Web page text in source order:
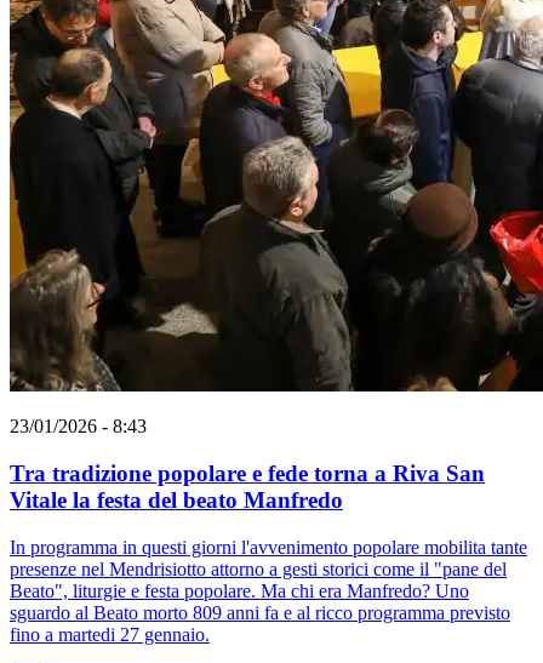
23/01/2026 - 8:43
Tra tradizione popolare e fede torna a Riva San
Vitale la festa del beato Manfredo
In programma in questi giorni l'avvenimento popolare mobilita tante
presenze nel Mendrisiotto attorno a gesti storici come il "pane del
Beato", liturgie e festa popolare. Ma chi era Manfredo? Uno
sguardo al Beato morto 809 anni fa e al ricco programma previsto
fino a martedi 27 gennaio.